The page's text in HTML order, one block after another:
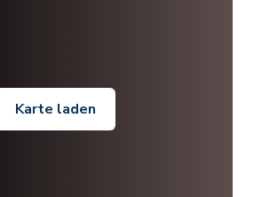
Karte laden